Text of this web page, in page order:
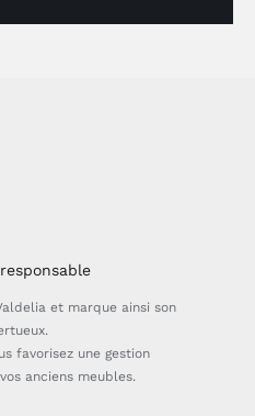
et marque ainsi son
favorisez une gestion
anciens meubles.